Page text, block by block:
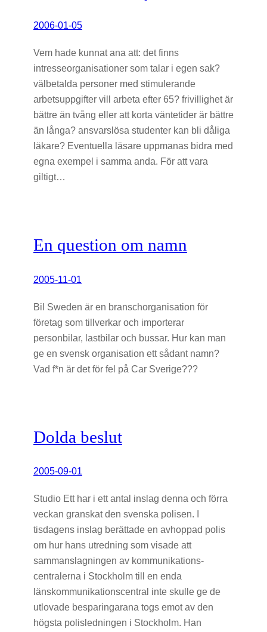
2006-01-05
Vem hade kunnat ana att: det finns
intresseorganisationer som talar i egen sak?
välbetalda personer med stimulerande
arbetsuppgifter vill arbeta efter 65? frivillighet är
bättre än tvång eller att korta väntetider är bättre
än långa? ansvarslösa studenter kan bli dåliga
läkare? Eventuella läsare uppmanas bidra med
egna exempel i samma anda. För att vara
giltigt…
En question om namn
2005-11-01
Bil Sweden är en branschorganisation för
företag som tillverkar och importerar
personbilar, lastbilar och bussar. Hur kan man
ge en svensk organisation ett sådant namn?
Vad f*n är det för fel på Car Sverige???
Dolda beslut
2005-09-01
Studio Ett har i ett antal inslag denna och förra
veckan granskat den svenska polisen. I
tisdagens inslag berättade en avhoppad polis
om hur hans utredning som visade att
sammanslagningen av kommunikations-
centralerna i Stockholm till en enda
länskommunikationscentral inte skulle ge de
utlovade besparingarana togs emot av den
högsta polisledningen i Stockholm. Han